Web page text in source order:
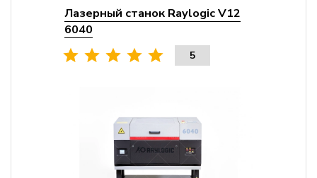
Лазерный станок Raylogic V12
6040
5